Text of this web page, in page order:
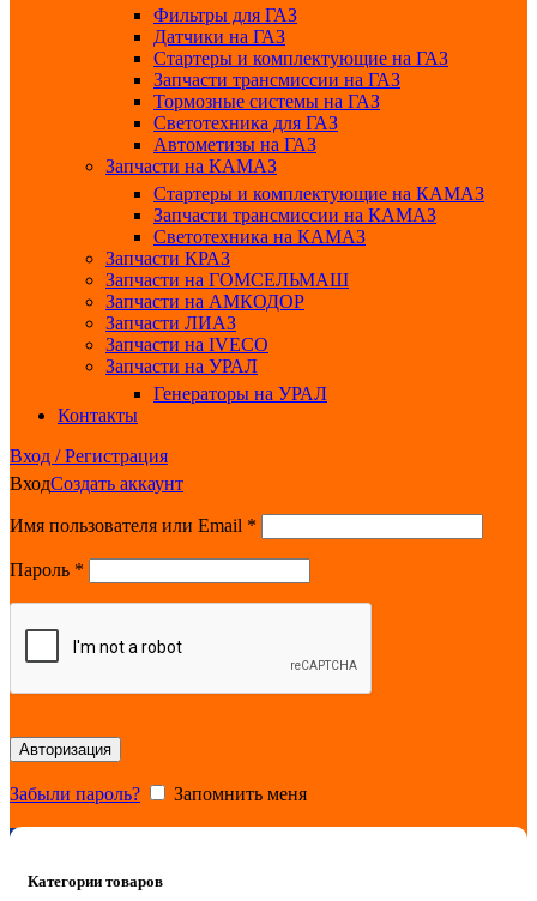
Фильтры для ГАЗ
Датчики на ГАЗ
Стартеры и комплектующие на ГАЗ
Запчасти трансмиссии на ГАЗ
Тормозные системы на ГАЗ
Светотехника для ГАЗ
Автометизы на ГАЗ
Запчасти на КАМАЗ
Стартеры и комплектующие на КАМАЗ
Запчасти трансмиссии на КАМАЗ
Светотехника на КАМАЗ
Запчасти КРАЗ
Запчасти на ГОМСЕЛЬМАШ
Запчасти на АМКОДОР
Запчасти ЛИАЗ
Запчасти на IVECO
Запчасти на УРАЛ
Генераторы на УРАЛ
Контакты
Вход / Регистрация
ВходСоздать аккаунт
Имя пользователя или Email *
Пароль *
Авторизация
Забыли пароль? Запомнить меня
0
Категории товаров